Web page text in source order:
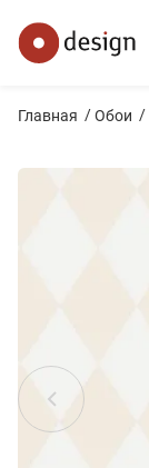
Главная Обои